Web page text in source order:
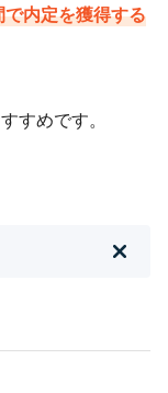
内定を獲得する
すめです。